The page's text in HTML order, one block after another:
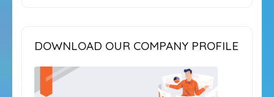
DOWNLOAD OUR COMPANY PROFILE